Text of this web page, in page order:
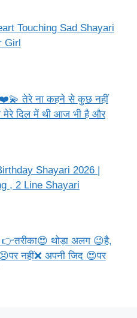
Touching Sad Shayari
Girl
तेरे ना कहने से कुछ नहीं
मेरे दिल में थी आज भी है और
Shayari 2026 |
, 2 Line Shayari
👉तरीका😍 थोड़ा अलग 😉है,
नहीं❌ अपनी जिद 😍पर